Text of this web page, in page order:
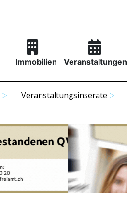
Immobilien Veranstaltungen
Veranstaltungsinserate